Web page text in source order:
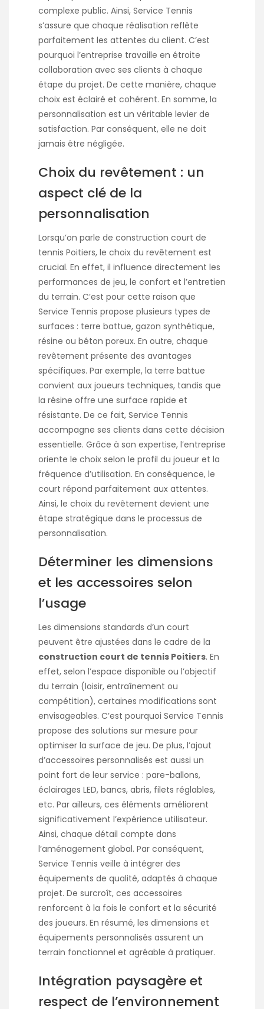
complexe public. Ainsi, Service Tennis
s’assure que chaque réalisation reflète
parfaitement les attentes du client. C’est
pourquoi l’entreprise travaille en étroite
collaboration avec ses clients à chaque
étape du projet. De cette manière, chaque
choix est éclairé et cohérent. En somme, la
personnalisation est un véritable levier de
satisfaction. Par conséquent, elle ne doit
jamais être négligée.
Choix du revêtement : un
aspect clé de la
personnalisation
Lorsqu’on parle de construction court de
tennis Poitiers, le choix du revêtement est
crucial. En effet, il influence directement les
performances de jeu, le confort et l’entretien
du terrain. C’est pour cette raison que
Service Tennis propose plusieurs types de
surfaces : terre battue, gazon synthétique,
résine ou béton poreux. En outre, chaque
revêtement présente des avantages
spécifiques. Par exemple, la terre battue
convient aux joueurs techniques, tandis que
la résine offre une surface rapide et
résistante. De ce fait, Service Tennis
accompagne ses clients dans cette décision
essentielle. Grâce à son expertise, l’entreprise
oriente le choix selon le profil du joueur et la
fréquence d’utilisation. En conséquence, le
court répond parfaitement aux attentes.
Ainsi, le choix du revêtement devient une
étape stratégique dans le processus de
personnalisation.
Déterminer les dimensions
et les accessoires selon
l’usage
Les dimensions standards d’un court
peuvent être ajustées dans le cadre de la
construction court de tennis Poitiers. En
effet, selon l’espace disponible ou l’objectif
du terrain (loisir, entraînement ou
compétition), certaines modifications sont
envisageables. C’est pourquoi Service Tennis
propose des solutions sur mesure pour
optimiser la surface de jeu. De plus, l’ajout
d’accessoires personnalisés est aussi un
point fort de leur service : pare-ballons,
éclairages LED, bancs, abris, filets réglables,
etc. Par ailleurs, ces éléments améliorent
significativement l’expérience utilisateur.
Ainsi, chaque détail compte dans
l’aménagement global. Par conséquent,
Service Tennis veille à intégrer des
équipements de qualité, adaptés à chaque
projet. De surcroît, ces accessoires
renforcent à la fois le confort et la sécurité
des joueurs. En résumé, les dimensions et
équipements personnalisés assurent un
terrain fonctionnel et agréable à pratiquer.
Intégration paysagère et
respect de l’environnement